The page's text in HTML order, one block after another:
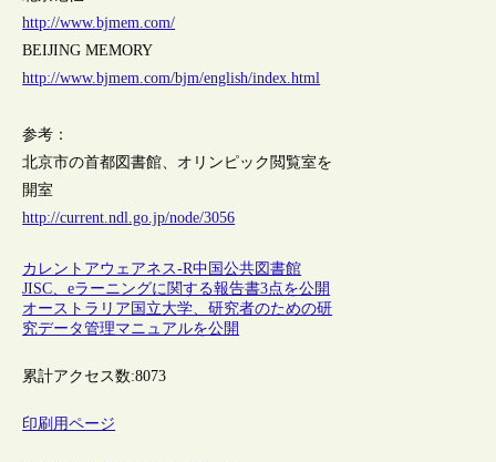
http://www.bjmem.com/
BEIJING MEMORY
http://www.bjmem.com/bjm/english/index.html
参考：
北京市の首都図書館、オリンピック閲覧室を
開室
http://current.ndl.go.jp/node/3056
カレントアウェアネス-R中国公共図書館
JISC、eラーニングに関する報告書3点を公開
オーストラリア国立大学、研究者のための研
究データ管理マニュアルを公開
累計アクセス数:8073
印刷用ページ